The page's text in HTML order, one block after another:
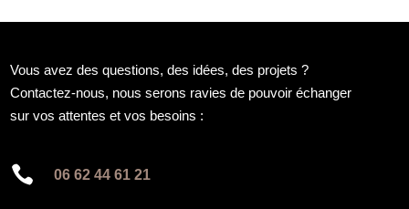
Vous avez des questions, des idées, des projets ?
Contactez-nous, nous serons ravies de pouvoir échanger
sur vos attentes et vos besoins :
 06 62 44 61 21